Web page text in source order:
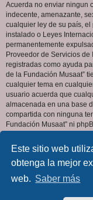
Este sitio web
obtenga la mejor
web. Saber más
Acuerda no enviar ningun
indecente, amenazante,
cualquier ley de su país, el
instalado o Leyes
permanentemente
Proveedor de Servicios
registradas como ayuda
de la Fundación Musaat”
cualquier tema en
usuario acuerda que
almacenada en una base
compartida con ninguna
Fundación Musaat” ni
intento de hacking que